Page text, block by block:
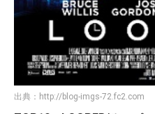
出典： http://blog-imgs-72.fc2.com